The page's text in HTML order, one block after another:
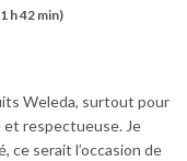
h 42 min)
Weleda, surtout pour
respectueuse. Je
ce serait l’occasion de